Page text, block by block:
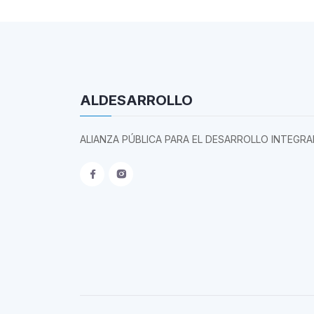
ALDESARROLLO
ALIANZA PÚBLICA PARA EL DESARROLLO